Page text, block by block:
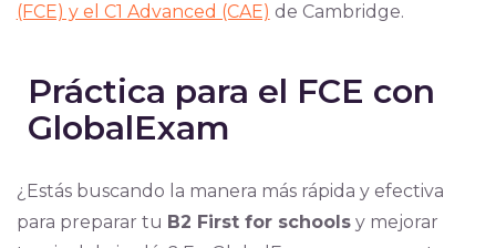
(FCE) y el C1 Advanced (CAE) de Cambridge.
Práctica para el FCE con
GlobalExam
¿Estás buscando la manera más rápida y efectiva
para preparar tu B2 First for schoolsy mejorar